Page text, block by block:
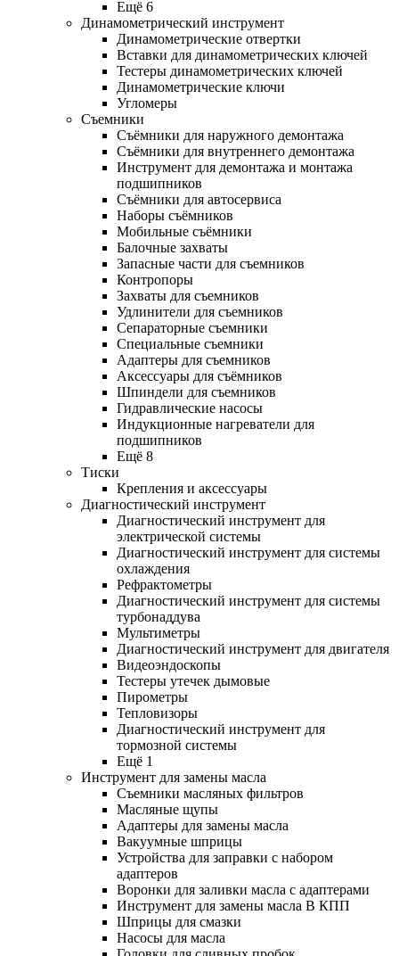
Ещё 6
Динамометрический инструмент
Динамометрические отвертки
Вставки для динамометрических ключей
Тестеры динамометрических ключей
Динамометрические ключи
Угломеры
Съемники
Съёмники для наружного демонтажа
Съёмники для внутреннего демонтажа
Инструмент для демонтажа и монтажа
подшипников
Съёмники для автосервиса
Наборы съёмников
Мобильные съёмники
Балочные захваты
Запасные части для съемников
Контропоры
Захваты для съемников
Удлинители для съемников
Сепараторные съемники
Специальные съемники
Адаптеры для съемников
Аксессуары для съёмников
Шпиндели для съемников
Гидравлические насосы
Индукционные нагреватели для
подшипников
Ещё 8
Тиски
Крепления и аксессуары
Диагностический инструмент
Диагностический инструмент для
электрической системы
Диагностический инструмент для системы
охлаждения
Рефрактометры
Диагностический инструмент для системы
турбонаддува
Мультиметры
Диагностический инструмент для двигателя
Видеоэндоскопы
Тестеры утечек дымовые
Пирометры
Тепловизоры
Диагностический инструмент для
тормозной системы
Ещё 1
Инструмент для замены масла
Съемники масляных фильтров
Масляные щупы
Адаптеры для замены масла
Вакуумные шприцы
Устройства для заправки с набором
адаптеров
Воронки для заливки масла с адаптерами
Инструмент для замены масла В КПП
Шприцы для смазки
Насосы для масла